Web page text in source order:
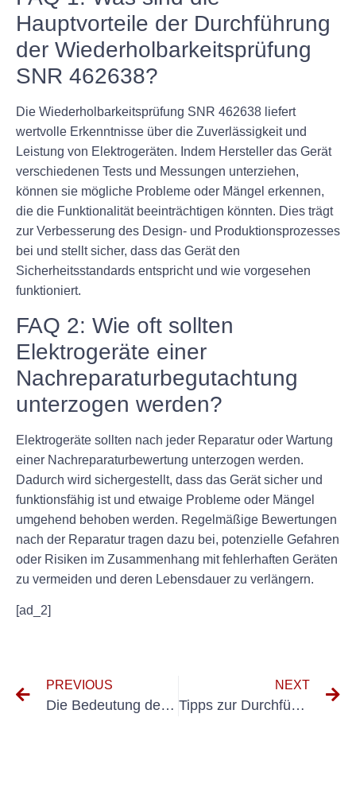
Hauptvorteile der Durchführung
der Wiederholbarkeitsprüfung
SNR 462638?
Die Wiederholbarkeitsprüfung SNR 462638 liefert
wertvolle Erkenntnisse über die Zuverlässigkeit und
Leistung von Elektrogeräten. Indem Hersteller das Gerät
verschiedenen Tests und Messungen unterziehen,
können sie mögliche Probleme oder Mängel erkennen,
die die Funktionalität beeinträchtigen könnten. Dies trägt
zur Verbesserung des Design- und Produktionsprozesses
bei und stellt sicher, dass das Gerät den
Sicherheitsstandards entspricht und wie vorgesehen
funktioniert.
FAQ 2: Wie oft sollten
Elektrogeräte einer
Nachreparaturbegutachtung
unterzogen werden?
Elektrogeräte sollten nach jeder Reparatur oder Wartung
einer Nachreparaturbewertung unterzogen werden.
Dadurch wird sichergestellt, dass das Gerät sicher und
funktionsfähig ist und etwaige Probleme oder Mängel
umgehend behoben werden. Regelmäßige Bewertungen
nach der Reparatur tragen dazu bei, potenzielle Gefahren
oder Risiken im Zusammenhang mit fehlerhaften Geräten
zu vermeiden und deren Lebensdauer zu verlängern.
[ad_2]
PREVIOUS
Die Bedeutung der UVV-Prüfung in Germersheim: Gewährleistung der Arbeitssicherheit
NEXT
Tipps zur Durchführung von Inspektionen an ortsfesten elektrischen Geräten